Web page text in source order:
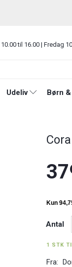
10.00 til 16.00 | Fredag
Udeliv Børn
Antal
1 STK
Fra: